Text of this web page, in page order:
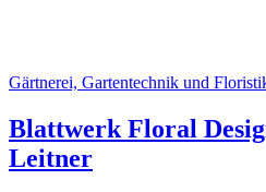
Gärtnerei, Gartentechnik und
Blattwerk Floral
Leitner